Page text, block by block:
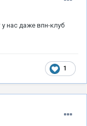
нас даже впн-клуб
1